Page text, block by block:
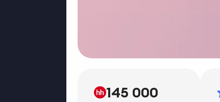
145 000